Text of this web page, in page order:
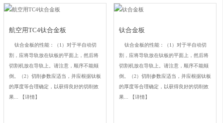
航空用TC4钛合金板
钛合金板的性能：（1）对于半自动切
割，应将导轨放在钛板的平面上，然后将
切割机放在导轨上。请注意，顺序不能颠
倒。（2）切削参数应适当，并应根据钛板
的厚度等合理确定，以获得良好的切削效
果...
【详情】
钛合金板
钛合金板的性能：（1）对于半自动切
割，应将导轨放在钛板的平面上，然后将
切割机放在导轨上。请注意，顺序不能颠
倒。（2）切削参数应适当，并应根据钛板
的厚度等合理确定，以获得良好的切削效
果...
【详情】